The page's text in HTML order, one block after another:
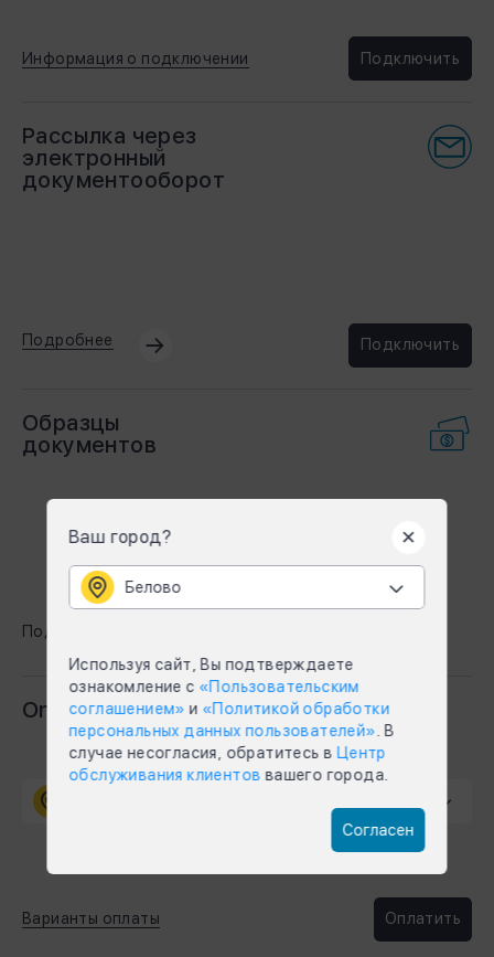
Информация о подключении Подключить
Рассылка через
электронный
документооборот
Подробнее Подключить
Образцы
документов
Подробнее
Online оплата
Варианты оплаты Оплатить
Ваш город?
Белово
Используя сайт, Вы подтверждаете
ознакомление с «Пользовательским
соглашением» и «Политикой обработки
персональных данных пользователей» . В
случае несогласия, обратитесь вЦентр
обслуживания клиентов вашего города.
Согласен